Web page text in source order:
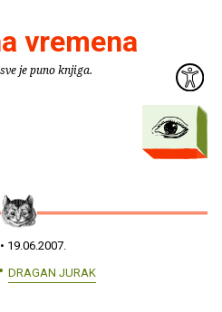
vremena
je puno knjiga.
• 19.06.2007.
DRAGAN JURAK